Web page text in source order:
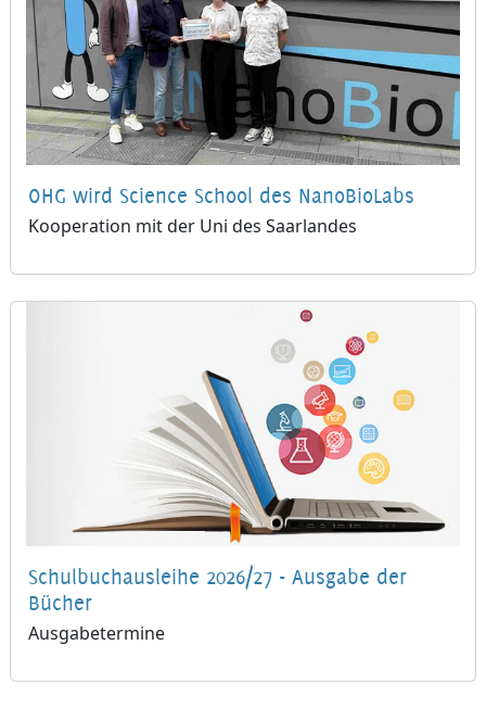
OHG wird Science School des NanoBioLabs
Kooperation mit der Uni des Saarlandes
Schulbuchausleihe 2026/27 - Ausgabe der
Bücher
Ausgabetermine